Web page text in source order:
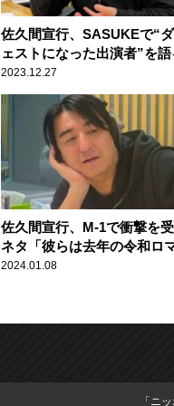
佐久間宣行、SASUKEで“
ェストになった出演者”を語
「落ちるまでをちゃんと編集
て……」
2023.12.27
佐久間宣行、M-1で衝撃を
ネタ「彼らは去年の令和ロ
たいな感じですよね」
2024.01.08
「ニ